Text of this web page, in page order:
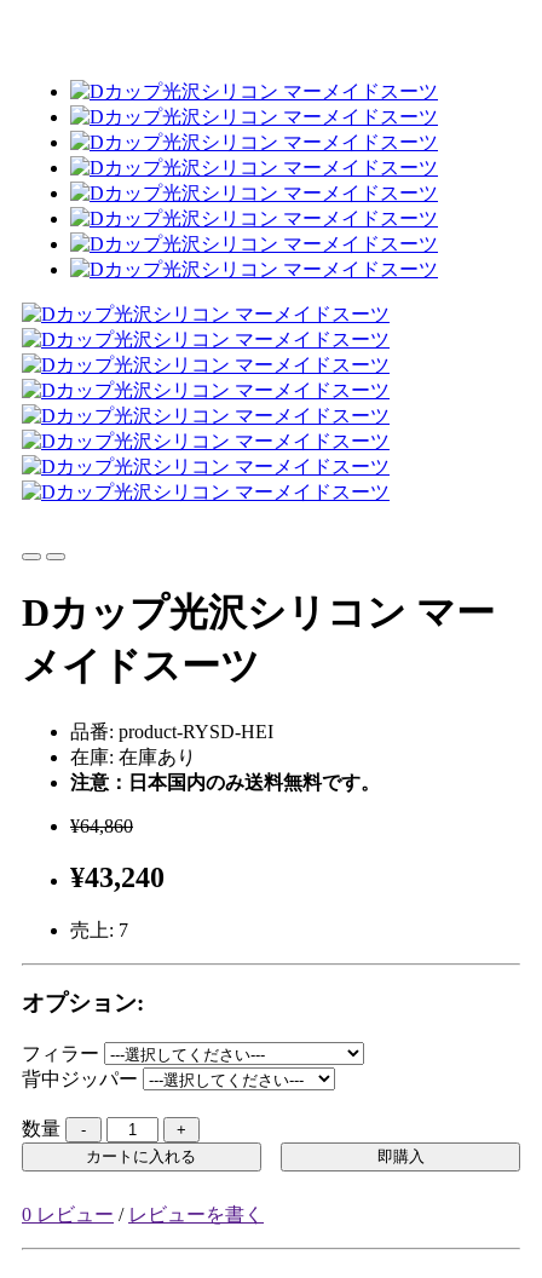
Dカップ光沢シリコン マー
メイドスーツ
品番: product-RYSD-HEI
在庫: 在庫あり
注意：日本国内のみ送料無料です。
¥64,860
¥43,240
売上: 7
オプション:
フィラー
背中ジッパー
数量
カートに入れる 即購入
0 レビュー / レビューを書く